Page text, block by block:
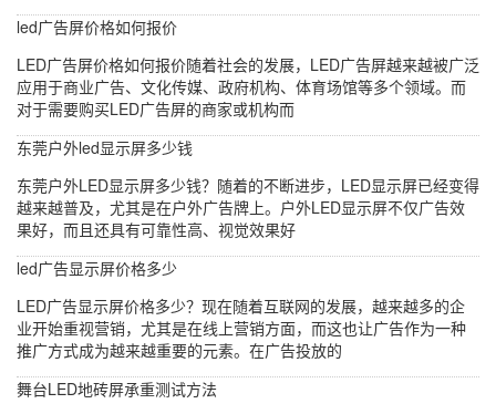
led广告屏价格如何报价
LED广告屏价格如何报价随着社会的发展，LED广告屏越来越被广泛
应用于商业广告、文化传媒、政府机构、体育场馆等多个领域。而
对于需要购买LED广告屏的商家或机构而
东莞户外led显示屏多少钱
东莞户外LED显示屏多少钱？随着的不断进步，LED显示屏已经变得
越来越普及，尤其是在户外广告牌上。户外LED显示屏不仅广告效
果好，而且还具有可靠性高、视觉效果好
led广告显示屏价格多少
LED广告显示屏价格多少？现在随着互联网的发展，越来越多的企
业开始重视营销，尤其是在线上营销方面，而这也让广告作为一种
推广方式成为越来越重要的元素。在广告投放的
舞台LED地砖屏承重测试方法